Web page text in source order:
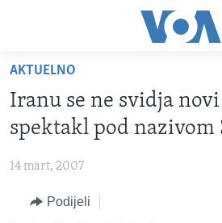
glavni
sadržaj
na
glavnu
VIDEO
FOTOGRAFIJE DANA
VIJESTI
SJEDINJENE AMERIČKE DRŽAVE
NAUKA I TEHNOLOGIJA
AKTUELNO
Iranu se ne svidja
spektakl pod nazivom
14 mart, 2007
Podijeli